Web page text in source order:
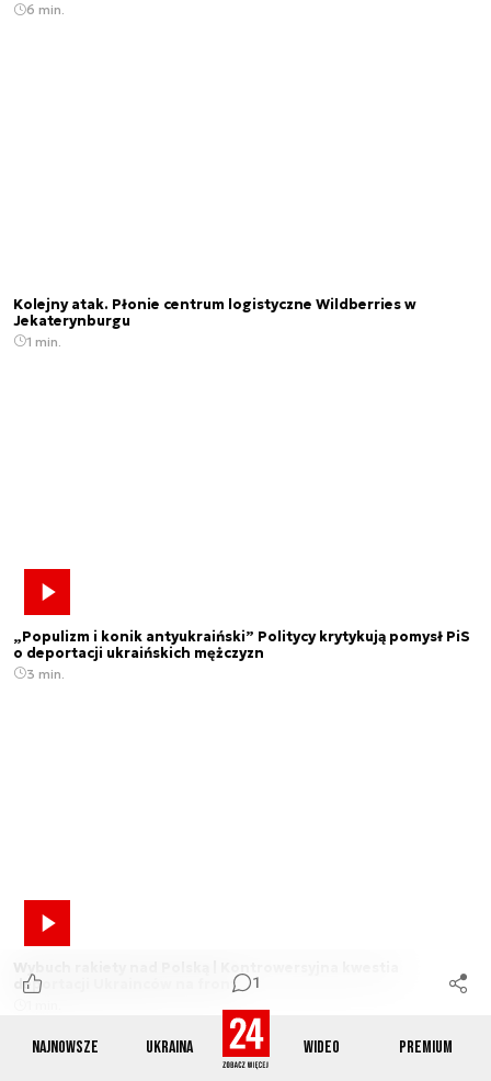
Najnowsze Ukraina Wideo Premium
1
6 min.
Kolejny atak. Płonie centrum logistyczne Wildberries w
Jekaterynburgu
1 min.
„Populizm i konik antyukraiński” Politycy krytykują pomysł PiS
o deportacji ukraińskich mężczyzn
3 min.
deportacji Ukrainców na front
Mogą Cię zainteresować